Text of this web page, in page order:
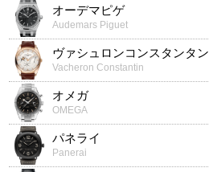
オーデマピゲ
Audemars Piguet
ヴァシュロンコンスタンタン
Vacheron Constantin
オメガ
OMEGA
パネライ
Panerai